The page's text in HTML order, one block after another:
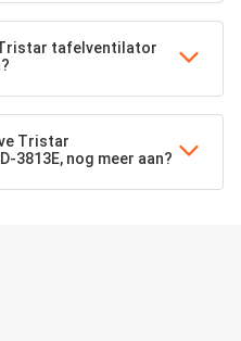
Tristar tafelventilator
Tristar
3813E, nog meer aan?